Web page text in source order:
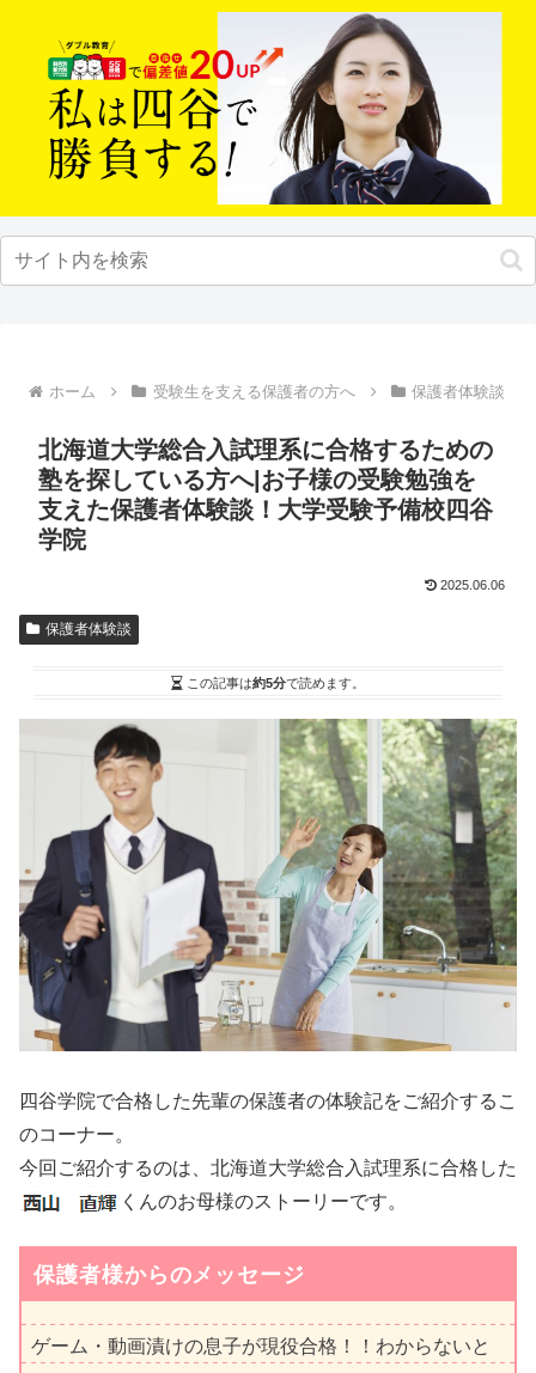
ホーム 受験生を支える保護者の方へ 保護者体験談
北海道大学総合入試理系に合格するための
塾を探している方へ|お子様の受験勉強を
支えた保護者体験談！大学受験予備校四谷
学院
2025.06.06
保護者体験談
この記事は約5分で読めます。
四谷学院で合格した先輩の保護者の体験記をご紹介するこ
のコーナー。
今回ご紹介するのは、北海道大学総合入試理系に合格した
くんのお母様のストーリーです。
保護者様からのメッセージ
ゲーム・動画漬けの息子が現役合格！！わからないと